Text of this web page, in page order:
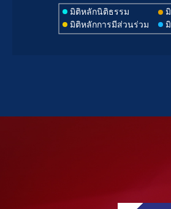
มิติหลักนิติธรรม
มิติหลักการมีส่วนร่วม